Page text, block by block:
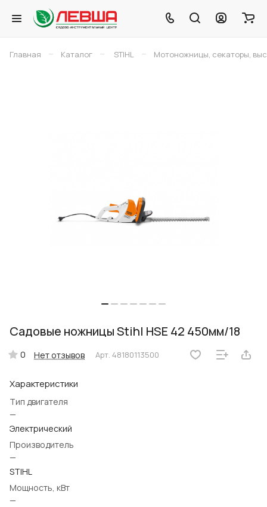
Главная – Каталог – STIHL – Мотоножницы, секаторы,
Садовые ножницы Stihl HSE 42 450мм/18
0 Нет отзывов Арт. 48180113500
Характеристики
Тип двигателя
—
Электрический
Производитель
—
STIHL
Мощность, кВт
—